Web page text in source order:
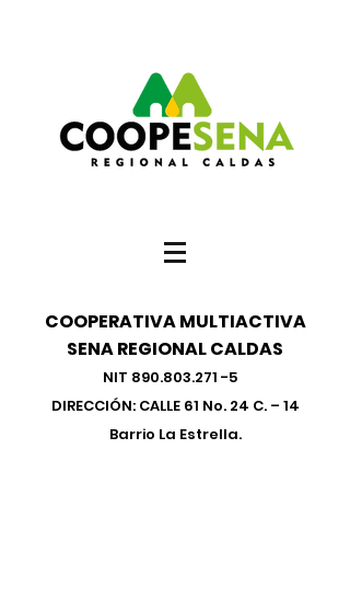
COOPERATIVA MULTIACTIVA
SENA REGIONAL CALDAS
NIT 890.803.271 -5
DIRECCIÓN: CALLE 61 No. 24 C. – 14
Barrio La Estrella.